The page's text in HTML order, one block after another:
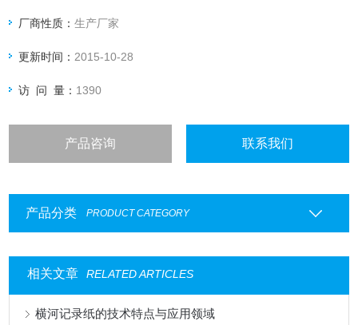
厂商性质：生产厂家
更新时间： 2015-10-28
访 问 量： 1390
产品咨询 联系我们
产品分类 PRODUCT CATEGORY
相关文章 RELATED ARTICLES
横河记录纸的技术特点与应用领域